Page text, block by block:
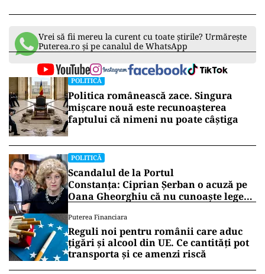
Vrei să fii mereu la curent cu toate știrile? Urmărește
Puterea.ro și pe canalul de WhatsApp
POLITICĂ
Politica românească zace. Singura
mișcare nouă este recunoașterea
faptului că nimeni nu poate câștiga
POLITICĂ
Scandalul de la Portul
Constanța: Ciprian Șerban o acuză pe
Oana Gheorghiu că nu cunoaște legea
Puterea Financiara
Reguli noi pentru românii care aduc
țigări și alcool din UE. Ce cantități pot
transporta și ce amenzi riscă